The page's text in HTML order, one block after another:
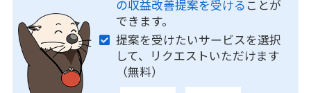
の収益改善提案を受ける ことが
できます。
提案を受けたいサービスを選択
して、リクエストいただけます
（無料）